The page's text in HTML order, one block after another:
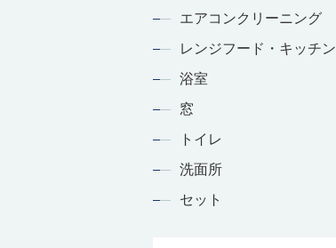
エアコンクリーニング
レンジフード・キッチン
浴室
窓
トイレ
洗面所
セット